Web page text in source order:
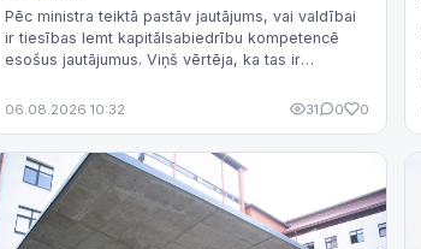
Pēc ministra teiktā pastāv jautājums, vai valdībai
ir tiesības lemt kapitālsabiedrību kompetencē
esošus jautājumus. Viņš vērtēja, ka tas ir
06.08.2026 10:32 31 0 0